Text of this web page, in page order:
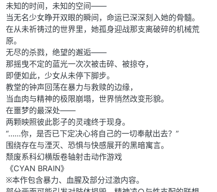
未知的时间，未知的空间——
当无名少女睁开双眼的瞬间，命运已深深刻入她的骨髓。
在从未祈祷过的世界里，她孤身迎战那支离破碎的机械荒
原。
无尽的杀戮，绝望的邂逅——
那摇曳不定的蓝光一次次被击碎、被掠夺，
即便如此，少女从未停下脚步。
教堂的钟声回荡在暴力与救赎的边缘，
当血肉与精神的极限崩塌，世界悄然改变形貌。
在噩梦的最深处——
两颗映照彼此影子的灵魂终于现身。
“……你，是否已下定决心将自己的一切奉献出去？”
围绕存在与湮灭、恐惧与快感展开的黑暗寓言。
颓废系科幻横版卷轴射击动作游戏
《CYAN BRAIN》
※本作包含暴力、血腥及部分过激内容。